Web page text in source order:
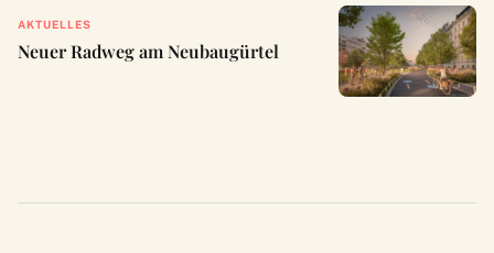
AKTUELLES
Neuer Radweg am Neubaugürtel